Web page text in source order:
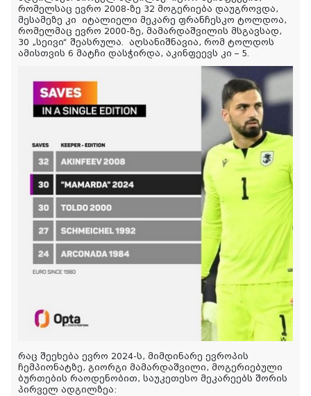
რომელსაც ევრო 2008-ზე 32 მოგერიება დაუგროვდა,
მესამეზე კი იტალიელი მეკარე ფრანჩესკო ტოლდოა,
რომელმაც ევრო 2000-ზე, მამარდაშვილის მსგავსად,
30 „სეივი“ შეასრულა. აღსანიშნავია, რომ ტოლდოს
ამისთვის 6 მატჩი დასჭირდა, აკინფეევს კი – 5.
რაც შეეხება ევრო 2024-ს, მიმდინარე ევროპის
ჩემპიონატზე, გიორგი მამარდაშვილი, მოგერიებული
ბურთების რაოდენობით, საუკეთესო მეკარეებს შორის
პირველ ადგილზეა: